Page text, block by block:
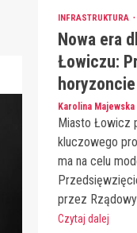
INFRASTRUKTURA
Nowa era
Łowiczu:
horyzoncie
Karolina Majewska
Miasto Łowicz
kluczowego
ma na celu
przez
Czytaj dalej